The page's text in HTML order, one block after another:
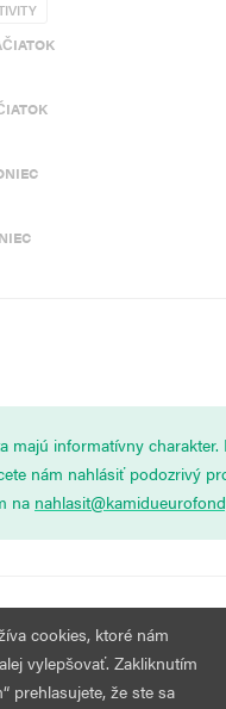
majú informatívny
nám nahlásiť podozrivý
na
cookies, ktoré nám
vylepšovať. Zakliknutím
prehlasujete, že ste sa